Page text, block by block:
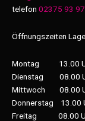
telefon 02375 93
Öffnungszeiten
Montag 13.00
Dienstag 08.00
Mittwoch 08.00
Donnerstag 13.00
Freitag 08.00